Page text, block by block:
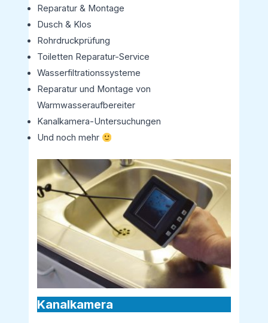
Reparatur & Montage
Dusch & Klos
Rohrdruckprüfung
Toiletten Reparatur-Service
Wasserfiltrationssysteme
Reparatur und Montage von
Warmwasseraufbereiter
Kanalkamera-Untersuchungen
Und noch mehr
Kanalkamera